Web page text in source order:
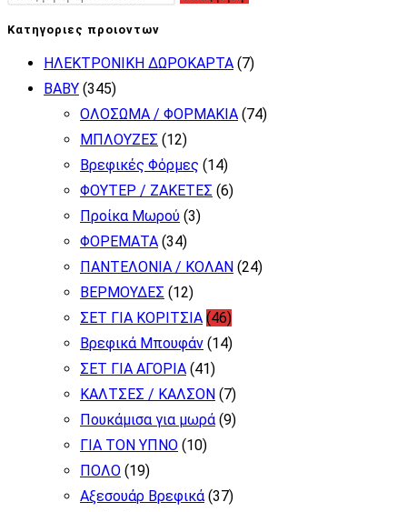
πολλαπλές
μπορούν
να
σελίδα
προϊόντος
Κατηγοριες προιοντων
ΗΛΕΚΤΡΟΝΙΚΗ ΔΩΡΟΚΑΡΤΑ (7)
BABY (345)
ΟΛΟΣΩΜΑ / ΦΟΡΜΑΚΙΑ (74)
ΜΠΛΟΥΖΕΣ (12)
Βρεφικές Φόρμες (14)
ΦΟΥΤΕΡ / ΖΑΚΕΤΕΣ (6)
Προίκα Μωρού (3)
ΦΟΡΕΜΑΤΑ (34)
ΠΑΝΤΕΛΟΝΙΑ / ΚΟΛΑΝ (24)
ΒΕΡΜΟΥΔΕΣ (12)
ΣΕΤ ΓΙΑ ΚΟΡΙΤΣΙΑ (46)
Βρεφικά Μπουφάν (14)
ΣΕΤ ΓΙΑ ΑΓΟΡΙΑ (41)
ΚΑΛΤΣΕΣ / ΚΑΛΣΟΝ (7)
Πουκάμισα για μωρά (9)
ΓΙΑ ΤΟΝ ΥΠΝΟ (10)
ΠΟΛΟ (19)
Αξεσουάρ Βρεφικά (37)